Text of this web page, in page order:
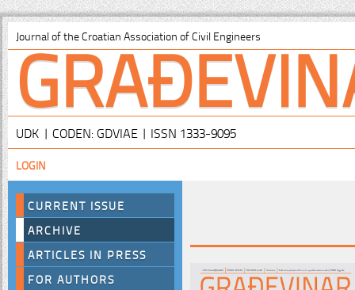
Journal of the Croatian Association of Civil Engineers
UDK | CODEN: GDVIAE | ISSN 1333-9095
LOGIN
CURRENT ISSUE
ARCHIVE
ARTICLES IN PRESS
FOR AUTHORS